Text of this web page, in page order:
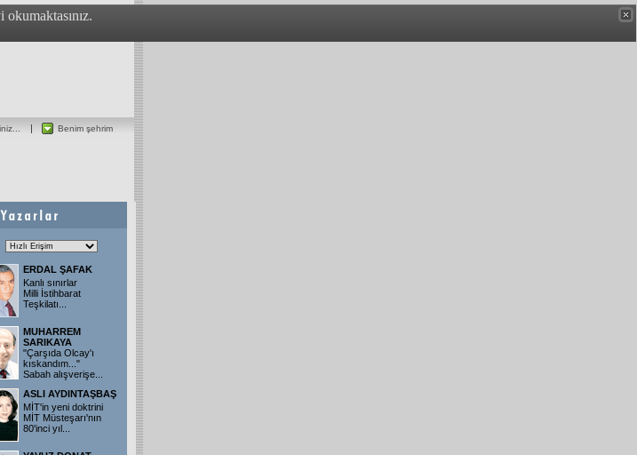
Benim şehrim
ERDAL ŞAFAK
Kanlı sınırlar
Milli İstihbarat
Teşkilatı...
MUHARREM
SARIKAYA
"Çarşıda Olcay'ı
kıskandım..."
Sabah alışverişe...
ASLI AYDINTAŞBAŞ
MİT'in yeni doktrini
MİT Müsteşarı'nın
80'inci yıl...